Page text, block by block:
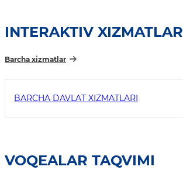
INTERAKTIV XIZMATLAR
Barcha xizmatlar
BARCHA DAVLAT XIZMATLARI
VOQEALAR TAQVIMI